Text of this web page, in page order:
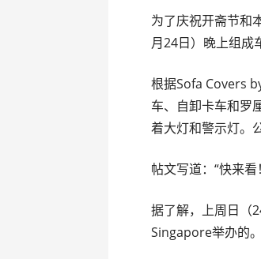
为了庆祝开斋节和
月24日）晚上组成
根据Sofa Covers
车、自卸卡车和罗
着大灯和警示灯。
帖文写道：“快来
据了解，上周日（
Singapore举办的。